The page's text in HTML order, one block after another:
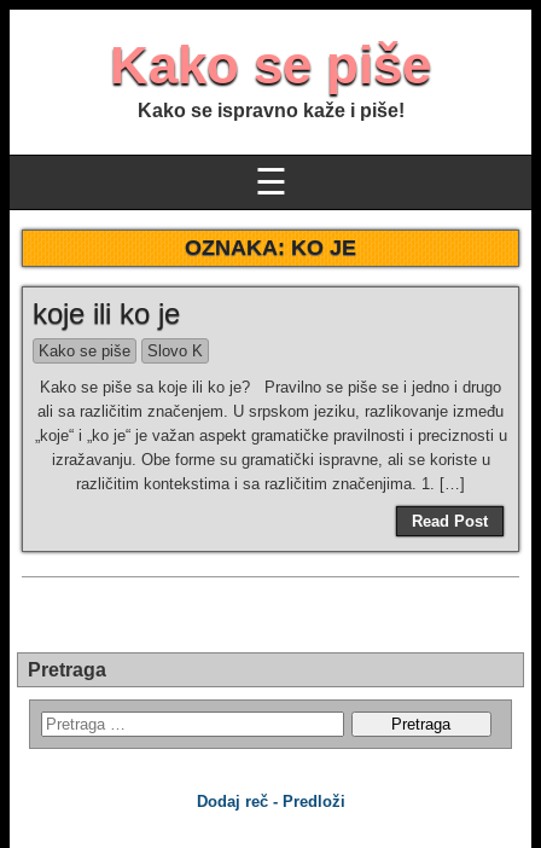
Kako se piše
Kako se ispravno kaže i piše!
☰
OZNAKA:KO JE
koje ili ko je
Kako se piše
Slovo K
Kako se piše sa koje ili ko je? Pravilno se piše se i jedno i drugo
ali sa različitim značenjem. U srpskom jeziku, razlikovanje između
„koje“ i „ko je“ je važan aspekt gramatičke pravilnosti i preciznosti u
izražavanju. Obe forme su gramatički ispravne, ali se koriste u
različitim kontekstima i sa različitim značenjima. 1. […]
Read Post
Pretraga
Dodaj reč - Predloži